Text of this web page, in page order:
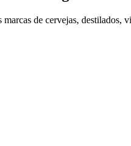
de cervejas,